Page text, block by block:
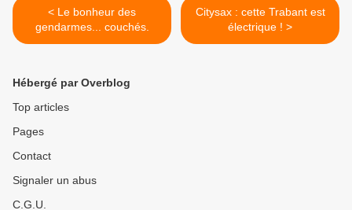
< Le bonheur des
gendarmes... couchés.
Citysax : cette Trabant est
électrique ! >
Hébergé par Overblog
Top articles
Pages
Contact
Signaler un abus
C.G.U.